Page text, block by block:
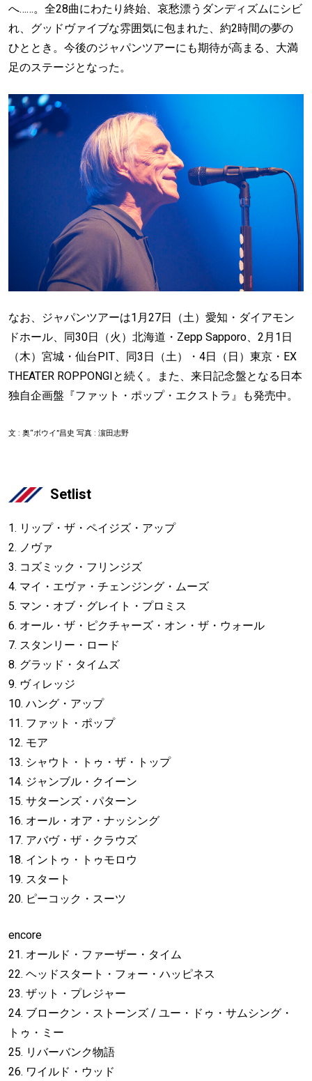
へ……。全28曲にわたり終始、哀愁漂うダンディズムにシビ
れ、グッドヴァイブな雰囲気に包まれた、約2時間の夢の
ひととき。今後のジャパンツアーにも期待が高まる、大満
足のステージとなった。
なお、ジャパンツアーは1月27日（土）愛知・ダイアモン
ドホール、同30日（火）北海道・Zepp Sapporo、2月1日
（木）宮城・仙台PIT、同3日（土）・4日（日）東京・EX
THEATER ROPPONGIと続く。また、来日記念盤となる日本
独自企画盤『ファット・ポップ・エクストラ』も発売中。
文 : 奥“ボウイ”昌史 写真 : 濵田志野
Setlist
1. リップ・ザ・ペイジズ・アップ
2. ノヴァ
3. コズミック・フリンジズ
4. マイ・エヴァ・チェンジング・ムーズ
5. マン・オブ・グレイト・プロミス
6. オール・ザ・ピクチャーズ・オン・ザ・ウォール
7. スタンリー・ロード
8. グラッド・タイムズ
9. ヴィレッジ
10. ハング・アップ
11. ファット・ポップ
12. モア
13. シャウト・トゥ・ザ・トップ
14. ジャンブル・クイーン
15. サターンズ・パターン
16. オール・オア・ナッシング
17. アバヴ・ザ・クラウズ
18. イントゥ・トゥモロウ
19. スタート
20. ピーコック・スーツ
encore
21. オールド・ファーザー・タイム
22. ヘッドスタート・フォー・ハッピネス
23. ザット・プレジャー
24. ブロークン・ストーンズ / ユー・ドゥ・サムシング・
トゥ・ミー
25. リバーバンク物語
26. ワイルド・ウッド